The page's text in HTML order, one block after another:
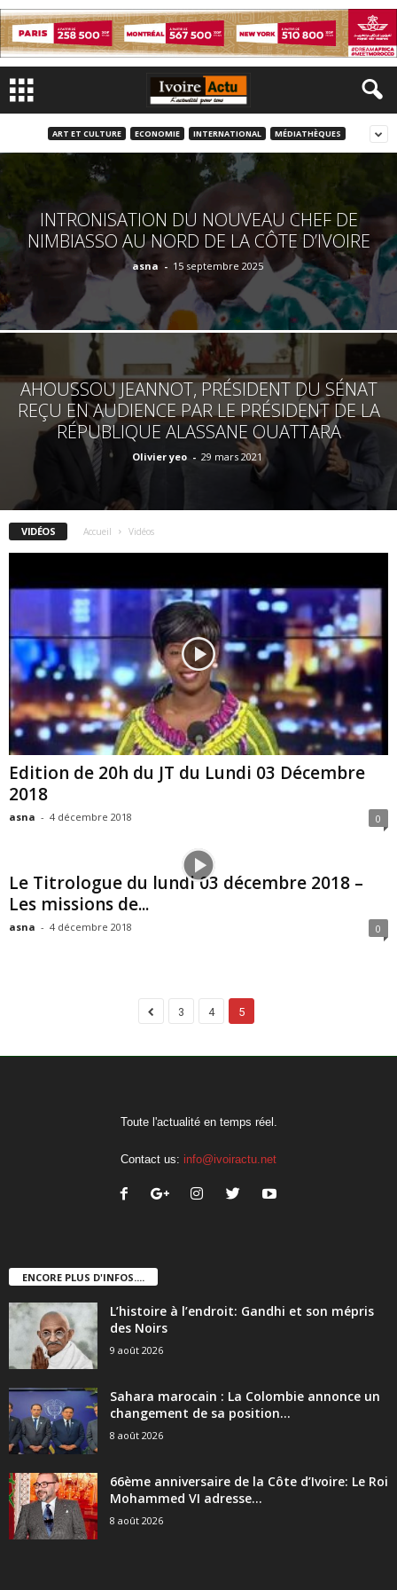
ART ET CULTURE ECONOMIE INTERNATIONAL MÉDIATHÈQUES
INTRONISATION DU NOUVEAU CHEF DE
NIMBIASSO AU NORD DE LA CÔTE D’IVOIRE
asna - 15 septembre 2025
AHOUSSOU JEANNOT, PRÉSIDENT DU SÉNAT
REÇU EN AUDIENCE PAR LE PRÉSIDENT DE LA
RÉPUBLIQUE ALASSANE OUATTARA
Olivier yeo - 29 mars 2021
VIDÉOS Accueil Vidéos
Edition de 20h du JT du Lundi 03 Décembre
2018
asna - 4 décembre 2018 0
Le Titrologue du lundi 03 décembre 2018 –
Les missions de...
asna - 4 décembre 2018 0
3 4 5
Toute l'actualité en temps réel.
Contact us: info@ivoiractu.net
ENCORE PLUS D'INFOS....
L’histoire à l’endroit: Gandhi et son mépris
des Noirs
9 août 2026
Sahara marocain : La Colombie annonce un
changement de sa position...
8 août 2026
66ème anniversaire de la Côte d’Ivoire: Le Roi
Mohammed VI adresse...
8 août 2026